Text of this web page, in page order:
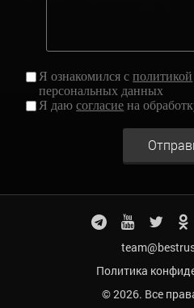
Я ознакомился сполитикой
персональных данных
Я даюсогласие на
Политика
© 2026. Все